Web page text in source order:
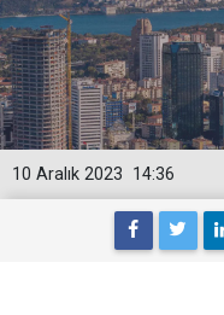
14:36
10 Aralık 2023